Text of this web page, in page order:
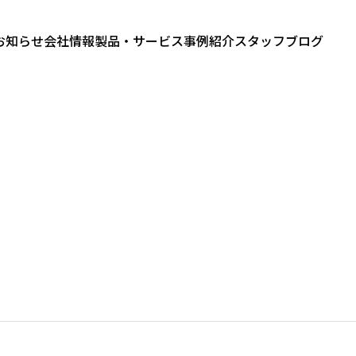
知らせ会社情報製品・サービス事例紹介スタッフブログ